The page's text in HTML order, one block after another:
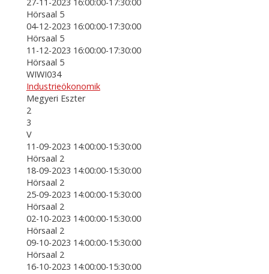
27-11-2023 16:00:00-17:30:00
Hörsaal 5
04-12-2023 16:00:00-17:30:00
Hörsaal 5
11-12-2023 16:00:00-17:30:00
Hörsaal 5
WIWI034
Industrieökonomik
Megyeri Eszter
2
3
V
11-09-2023 14:00:00-15:30:00
Hörsaal 2
18-09-2023 14:00:00-15:30:00
Hörsaal 2
25-09-2023 14:00:00-15:30:00
Hörsaal 2
02-10-2023 14:00:00-15:30:00
Hörsaal 2
09-10-2023 14:00:00-15:30:00
Hörsaal 2
16-10-2023 14:00:00-15:30:00